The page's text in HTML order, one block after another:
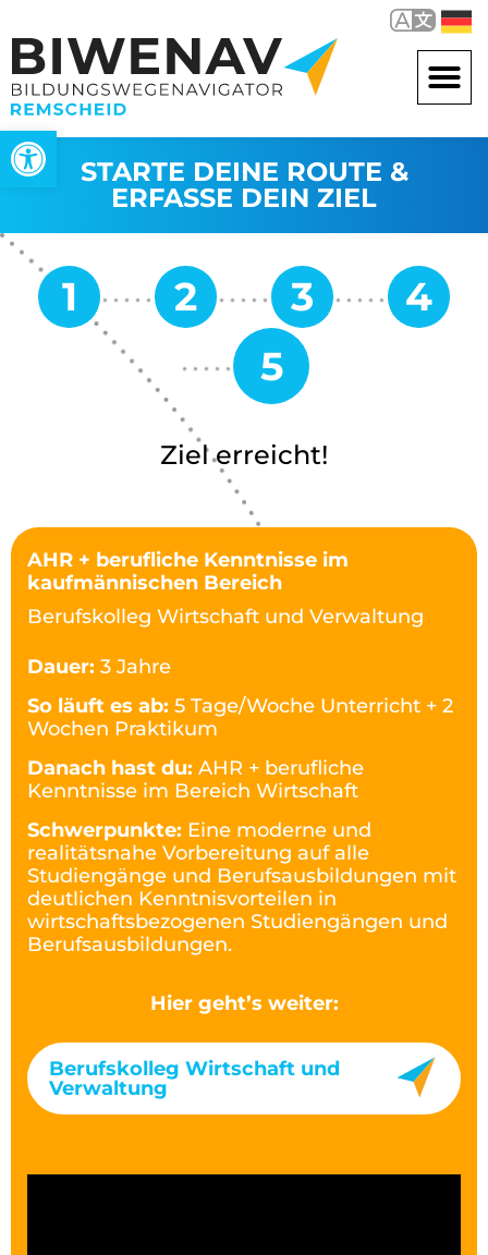
Werkzeugleiste öffnen
STARTE DEINE ROUTE &
ERFASSE DEIN ZIEL
Ziel erreicht!
AHR + berufliche Kenntnisse im
kaufmännischen Bereich
Berufskolleg Wirtschaft und Verwaltung
Dauer: 3 Jahre
So läuft es ab: 5 Tage/Woche Unterricht + 2
Wochen Praktikum
Danach hast du: AHR + berufliche
Kenntnisse im Bereich Wirtschaft
Schwerpunkte: Eine moderne und
realitätsnahe Vorbereitung auf alle
Studiengänge und Berufsausbildungen mit
deutlichen Kenntnisvorteilen in
wirtschaftsbezogenen Studiengängen und
Berufsausbildungen.
Hier geht’s weiter:
Berufskolleg Wirtschaft und
Verwaltung